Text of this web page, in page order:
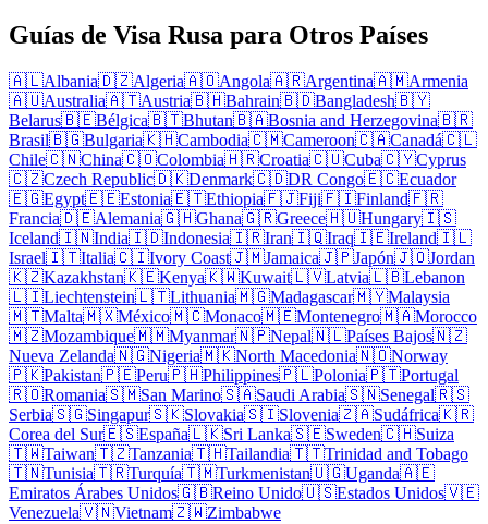
Guías de Visa Rusa para Otros Países
🇦🇱Albania🇩🇿Algeria🇦🇴Angola🇦🇷Argentina🇦🇲Armenia
🇦🇺Australia🇦🇹Austria🇧🇭Bahrain🇧🇩Bangladesh🇧🇾
Belarus🇧🇪Bélgica🇧🇹Bhutan🇧🇦Bosnia and Herzegovina🇧🇷
Brasil🇧🇬Bulgaria🇰🇭Cambodia🇨🇲Cameroon🇨🇦Canadá🇨🇱
Chile🇨🇳China🇨🇴Colombia🇭🇷Croatia🇨🇺Cuba🇨🇾Cyprus
🇨🇿Czech Republic🇩🇰Denmark🇨🇩DR Congo🇪🇨Ecuador
🇪🇬Egypt🇪🇪Estonia🇪🇹Ethiopia🇫🇯Fiji🇫🇮Finland🇫🇷
Francia🇩🇪Alemania🇬🇭Ghana🇬🇷Greece🇭🇺Hungary🇮🇸
Iceland🇮🇳India🇮🇩Indonesia🇮🇷Iran🇮🇶Iraq🇮🇪Ireland🇮🇱
Israel🇮🇹Italia🇨🇮Ivory Coast🇯🇲Jamaica🇯🇵Japón🇯🇴Jordan
🇰🇿Kazakhstan🇰🇪Kenya🇰🇼Kuwait🇱🇻Latvia🇱🇧Lebanon
🇱🇮Liechtenstein🇱🇹Lithuania🇲🇬Madagascar🇲🇾Malaysia
🇲🇹Malta🇲🇽México🇲🇨Monaco🇲🇪Montenegro🇲🇦Morocco
🇲🇿Mozambique🇲🇲Myanmar🇳🇵Nepal🇳🇱Países Bajos🇳🇿
Nueva Zelanda🇳🇬Nigeria🇲🇰North Macedonia🇳🇴Norway
🇵🇰Pakistan🇵🇪Peru🇵🇭Philippines🇵🇱Polonia🇵🇹Portugal
🇷🇴Romania🇸🇲San Marino🇸🇦Saudi Arabia🇸🇳Senegal🇷🇸
Serbia🇸🇬Singapur🇸🇰Slovakia🇸🇮Slovenia🇿🇦Sudáfrica🇰🇷
Corea del Sur🇪🇸España🇱🇰Sri Lanka🇸🇪Sweden🇨🇭Suiza
🇹🇼Taiwan🇹🇿Tanzania🇹🇭Tailandia🇹🇹Trinidad and Tobago
🇹🇳Tunisia🇹🇷Turquía🇹🇲Turkmenistan🇺🇬Uganda🇦🇪
Emiratos Árabes Unidos🇬🇧Reino Unido🇺🇸Estados Unidos🇻🇪
Venezuela🇻🇳Vietnam🇿🇼Zimbabwe